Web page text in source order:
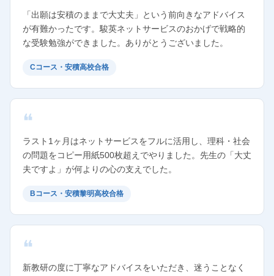
「出願は安積のままで大丈夫」という前向きなアドバイス
が有難かったです。駿英ネットサービスのおかげで戦略的
な受験勉強ができました。ありがとうございました。
Cコース・安積高校合格
ラスト1ヶ月はネットサービスをフルに活用し、理科・社会
の問題をコピー用紙500枚超えでやりました。先生の「大丈
夫ですよ」が何よりの心の支えでした。
Bコース・安積黎明高校合格
新教研の度に丁寧なアドバイスをいただき、迷うことなく